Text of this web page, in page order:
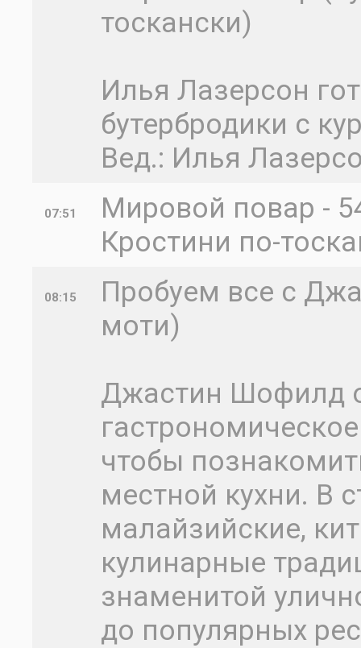
тоскански)
Илья Лазерсон
бутербродики с
Вед.: Илья
07:51
Мировой повар -
Кростини по-
08:15
Пробуем все с
моти)
Джастин Шофилд
чтобы
местной кухни. В
малайзийские,
кулинарные
знаменитой
до популярных